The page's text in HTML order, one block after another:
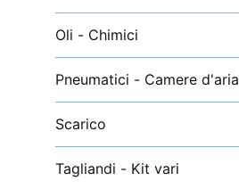
Oli - Chimici
Pneumatici - Camere d'aria
Scarico
Tagliandi - Kit vari